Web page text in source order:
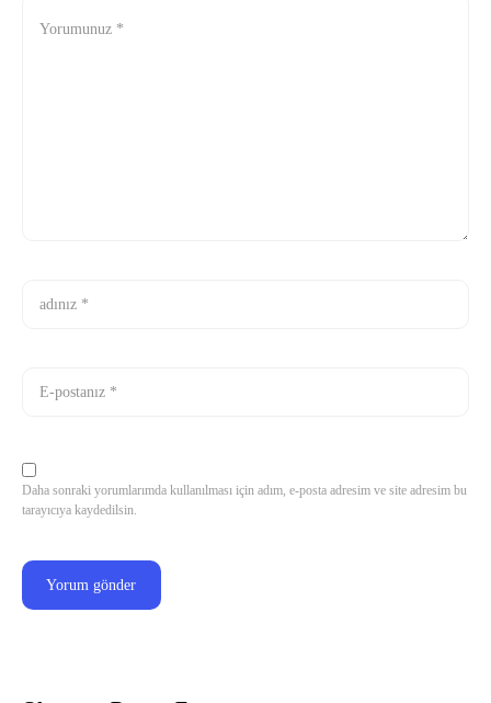
Daha sonraki yorumlarımda kullanılması için adım, e-posta adresim ve site adresim bu
tarayıcıya kaydedilsin.